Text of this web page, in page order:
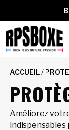
ACCUEIL/
Améliorez
indispensables